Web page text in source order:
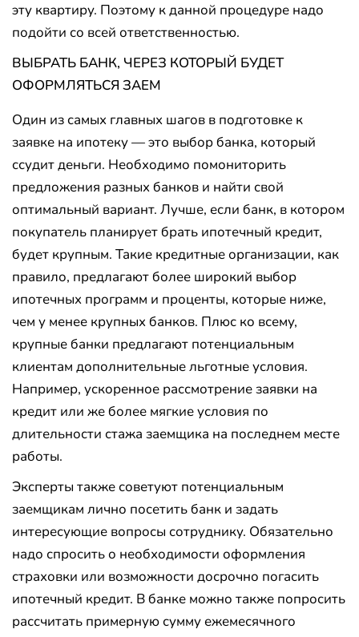
эту квартиру. Поэтому к данной процедуре надо
подойти со всей ответственностью.
ВЫБРАТЬ БАНК, ЧЕРЕЗ КОТОРЫЙ БУДЕТ
ОФОРМЛЯТЬСЯ ЗАЕМ
Один из самых главных шагов в подготовке к
заявке на ипотеку — это выбор банка, который
ссудит деньги. Необходимо помониторить
предложения разных банков и найти свой
оптимальный вариант. Лучше, если банк, в котором
покупатель планирует брать ипотечный кредит,
будет крупным. Такие кредитные организации, как
правило, предлагают более широкий выбор
ипотечных программ и проценты, которые ниже,
чем у менее крупных банков. Плюс ко всему,
крупные банки предлагают потенциальным
клиентам дополнительные льготные условия.
Например, ускоренное рассмотрение заявки на
кредит или же более мягкие условия по
длительности стажа заемщика на последнем месте
работы.
Эксперты также советуют потенциальным
заемщикам лично посетить банк и задать
интересующие вопросы сотруднику. Обязательно
надо спросить о необходимости оформления
страховки или возможности досрочно погасить
ипотечный кредит. В банке можно также попросить
рассчитать примерную сумму ежемесячного